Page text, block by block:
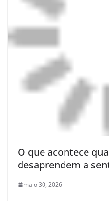
O que acontece
desaprendem a
maio 30, 2026